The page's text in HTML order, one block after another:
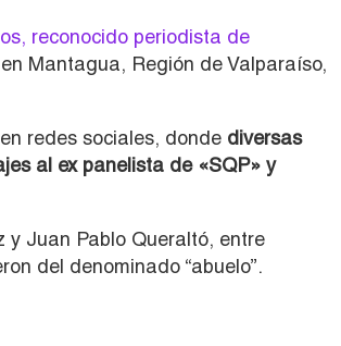
reconocido periodista de
Mantagua, Región de Valparaíso,
redes sociales, donde diversas
al ex panelista de «SQP» y
y Juan Pablo Queraltó, entre
del denominado “abuelo”.